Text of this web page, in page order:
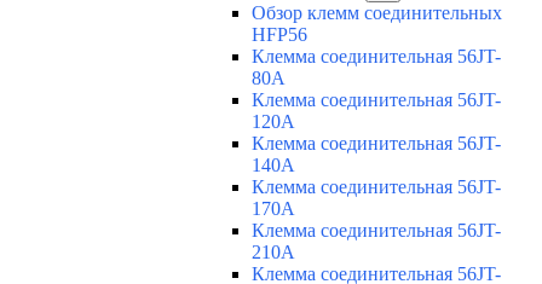
Обзор клемм соединительных
HFP56
Клемма соединительная 56JT-
80A
Клемма соединительная 56JT-
120A
Клемма соединительная 56JT-
140A
Клемма соединительная 56JT-
170A
Клемма соединительная 56JT-
210A
Клемма соединительная 56JT-